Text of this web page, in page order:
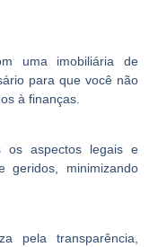
uma imobiliária de
para que você não
à finanças.
os aspectos legais e
geridos, minimizando
pela transparência,